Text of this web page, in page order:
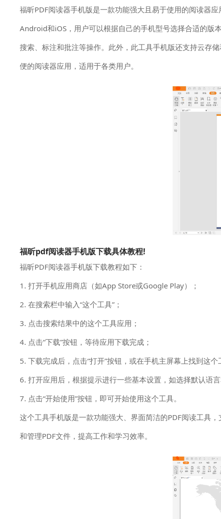
福昕PDF阅读器手机版是一款功能强大且易于使用的阅读器
Android和iOS，用户可以根据自己的手机型号选择合适的版
搜索、标注和批注等操作。此外，此工具手机版还支持云存
便的阅读器应用，适用于各类用户。
福昕pdf阅读器手机版下载具体教程!
福昕PDF阅读器手机版下载教程如下：
1. 打开手机应用商店（如App Store或Google Play）；
2. 在搜索栏中输入“这个工具”；
3. 点击搜索结果中的这个工具应用；
4. 点击“下载”按钮，等待应用下载完成；
5. 下载完成后，点击“打开”按钮，或在手机主屏幕上找到这
6. 打开应用后，根据提示进行一些基本设置，如选择默认语
7. 点击“开始使用”按钮，即可开始使用这个工具。
这个工具手机版是一款功能强大、界面简洁的PDF阅读工具
和管理PDF文件，提高工作和学习效率。